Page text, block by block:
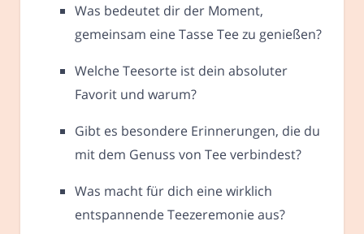
Was bedeutet dir der Moment,
gemeinsam eine Tasse Tee zu genießen?
Welche Teesorte ist dein absoluter
Favorit und warum?
Gibt es besondere Erinnerungen, die du
mit dem Genuss von Tee verbindest?
Was macht für dich eine wirklich
entspannende Teezeremonie aus?